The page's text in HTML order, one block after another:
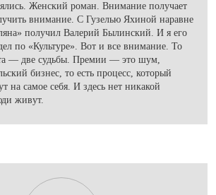
Женский роман. Внимание получает
внимание. С Гузелью Яхиной наравне
получил Валерий Былинский. И я его
по «Культуре». Вот и все внимание. То
— две судьбы. Премии — это шум,
бизнес, то есть процесс, который
на самое себя. И здесь нет никакой
живут.